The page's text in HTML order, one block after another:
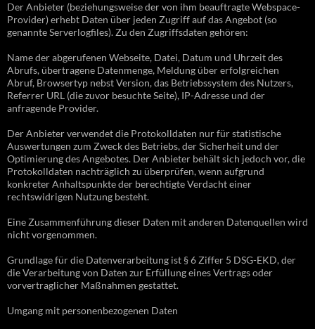
Der Anbieter (beziehungsweise der von ihm beauftragte Webspace-
Provider) erhebt Daten über jeden Zugriff auf das Angebot (so
genannte Serverlogfiles). Zu den Zugriffsdaten gehören:
Name der abgerufenen Webseite, Datei, Datum und Uhrzeit des
Abrufs, übertragene Datenmenge, Meldung über erfolgreichen
Abruf, Browsertyp nebst Version, das Betriebssystem des Nutzers,
Referrer URL (die zuvor besuchte Seite), IP-Adresse und der
anfragende Provider.
Der Anbieter verwendet die Protokolldaten nur für statistische
Auswertungen zum Zweck des Betriebs, der Sicherheit und der
Optimierung des Angebotes. Der Anbieter behält sich jedoch vor, die
Protokolldaten nachträglich zu überprüfen, wenn aufgrund
konkreter Anhaltspunkte der berechtigte Verdacht einer
rechtswidrigen Nutzung besteht.
Eine Zusammenführung dieser Daten mit anderen Datenquellen wird
nicht vorgenommen.
Grundlage für die Datenverarbeitung ist § 6 Ziffer 5 DSG-EKD, der
die Verarbeitung von Daten zur Erfüllung eines Vertrags oder
vorvertraglicher Maßnahmen gestattet.
Umgang mit personenbezogenen Daten